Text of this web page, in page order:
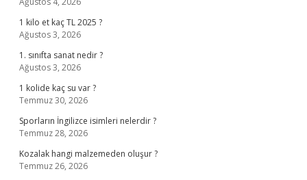
1 kilo et kaç TL 2025 ?
Ağustos 3, 2026
1. sınıfta sanat nedir ?
Ağustos 3, 2026
1 kolide kaç su var ?
Temmuz 30, 2026
Sporların İngilizce isimleri nelerdir ?
Temmuz 28, 2026
Kozalak hangi malzemeden oluşur ?
Temmuz 26, 2026